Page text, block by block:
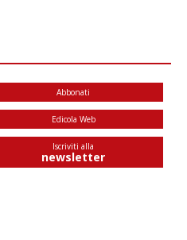
Abbonati
Edicola Web
Iscriviti alla
newsletter